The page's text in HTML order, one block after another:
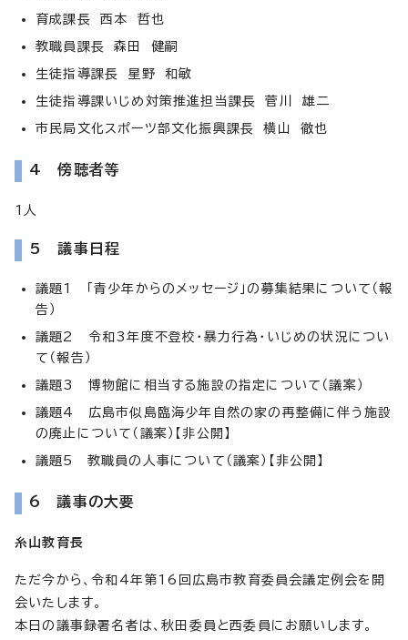
育成課長 西本 哲也
教職員課長 森田 健嗣
生徒指導課長 星野 和敏
生徒指導課いじめ対策推進担当課長 菅川 雄二
市民局文化スポーツ部文化振興課長 横山 徹也
4 傍聴者等
1人
5 議事日程
議題1 「青少年からのメッセージ」の募集結果について（報
告）
議題2 令和3年度不登校・暴力行為・いじめの状況につい
て（報告）
議題3 博物館に相当する施設の指定について（議案）
議題4 広島市似島臨海少年自然の家の再整備に伴う施設
の廃止について（議案）【非公開】
議題5 教職員の人事について（議案）【非公開】
6 議事の大要
糸山教育長
ただ今から、令和4年第16回広島市教育委員会議定例会を開
会いたします。
本日の議事録署名者は、秋田委員と西委員にお願いします。